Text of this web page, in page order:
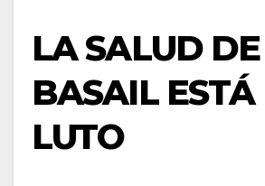
LA SALUD DE
BASAIL ESTÁ
LUTO